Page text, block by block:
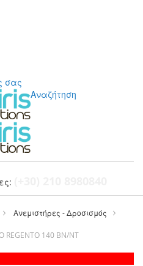
σας
Αναζήτηση
Ανεμιστήρες - Δροσισμός
140 BN/NT